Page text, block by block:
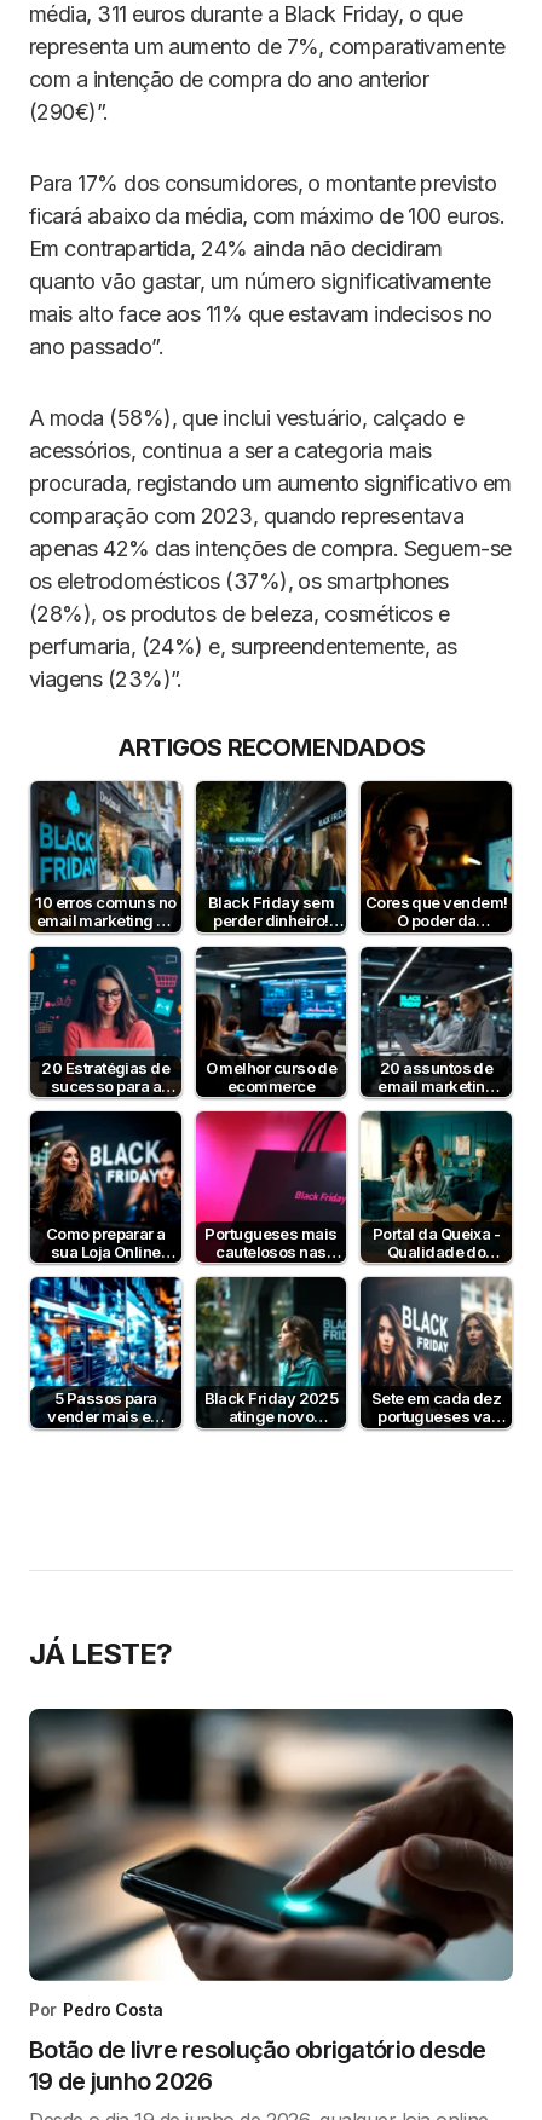
média, 311 euros durante a Black Friday, o que
representa um aumento de 7%, comparativamente
com a intenção de compra do ano anterior
(290€)”.
Para 17% dos consumidores, o montante previsto
ficará abaixo da média, com máximo de 100 euros.
Em contrapartida, 24% ainda não decidiram
quanto vão gastar, um número significativamente
mais alto face aos 11% que estavam indecisos no
ano passado”.
A moda (58%), que inclui vestuário, calçado e
acessórios, continua a ser a categoria mais
procurada, registando um aumento significativo em
comparação com 2023, quando representava
apenas 42% das intenções de compra. Seguem-se
os eletrodomésticos (37%), os smartphones
(28%), os produtos de beleza, cosméticos e
perfumaria, (24%) e, surpreendentemente, as
viagens (23%)”.
ARTIGOS RECOMENDADOS
10 erros comuns no
email marketing de
Black Friday
Black Friday sem
perder dinheiro!
Estratégias para
pequenas…
Cores que vendem!
O poder da
psicologia da cor
para aumentar…
20 Estratégias de
sucesso para a
Black Friday
O melhor curso de
ecommerce
20 assuntos de
email marketing
para a Black Friday
Como preparar a
sua Loja Online
para a Black Friday
Portugueses mais
cautelosos nas
compras da Black
Friday
Portal da Queixa -
Qualidade do
produto ultrapassa
a logística…
5 Passos para
vender mais em
Marketplace na
Black Friday 2025
atinge novo
máximo no online
Sete em cada dez
portugueses vai
fazer compras na
JÁ LESTE?
Por Pedro Costa
Botão de livre resolução obrigatório desde
19 de junho 2026